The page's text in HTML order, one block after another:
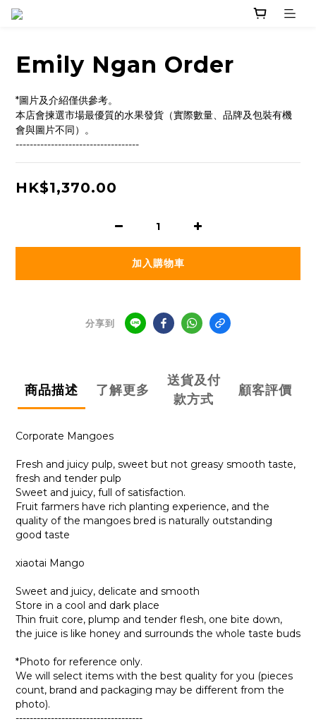
Emily Ngan Order
*圖片及介紹僅供參考。
本店會揀選市場最優質的水果發貨（實際數量、品牌及包裝有機
會與圖片不同）。
-----------------------------------
HK$1,370.00
加入購物車
分享到
商品描述 了解更多
送貨及付
款方式
顧客評價
Corporate Mangoes
Fresh and juicy pulp, sweet but not greasy smooth taste,
fresh and tender pulp
Sweet and juicy, full of satisfaction.
Fruit farmers have rich planting experience, and the
quality of the mangoes bred is naturally outstanding
good taste
xiaotai Mango
Sweet and juicy, delicate and smooth
Store in a cool and dark place
Thin fruit core, plump and tender flesh, one bite down,
the juice is like honey and surrounds the whole taste buds
*Photo for reference only.
We will select items with the best quality for you (pieces
count, brand and packaging may be different from the
photo).
------------------------------------